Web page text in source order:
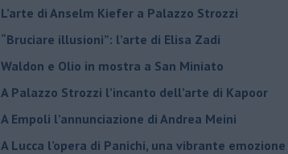
​L’arte di Anselm Kiefer a Palazzo Strozzi
​“Bruciare illusioni”: l’arte di Elisa Zadi
​Waldon e Olio in mostra a San Miniato
​A Palazzo Strozzi l’incanto dell’arte di Kapoor
​A Empoli l’annunciazione di Andrea Meini
A Lucca l’opera di Panichi, una vibrante emozione